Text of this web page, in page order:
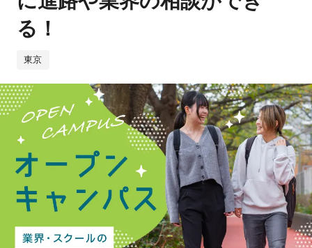
る！
東京